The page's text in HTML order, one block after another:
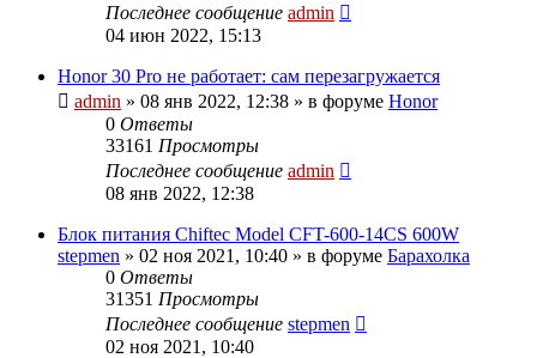
Последнее сообщение admin
04 июн 2022, 15:13
Honor 30 Pro не работает: сам перезагружается
admin » 08 янв 2022, 12:38 » в форуме Honor
0 Ответы
33161 Просмотры
Последнее сообщение admin
08 янв 2022, 12:38
Блок питания Chiftec Model CFT-600-14CS 600W
stepmen » 02 ноя 2021, 10:40 » в форуме Барахолка
0 Ответы
31351 Просмотры
Последнее сообщение stepmen
02 ноя 2021, 10:40